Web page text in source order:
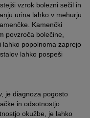
vzrok bolezni sečil in
urina lahko v mehurju
Kamenčki
povzroča bolečine,
popolnoma zaprejo
lahko pospeši
je diagnoza pogosto
in odsotnostjo
okužbe, je lahko